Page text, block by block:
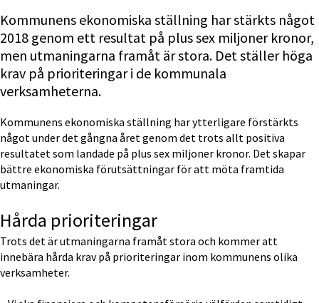
Kommunens ekonomiska ställning har stärkts något
2018 genom ett resultat på plus sex miljoner kronor,
men utmaningarna framåt är stora. Det ställer höga
krav på prioriteringar i de kommunala
verksamheterna.
Kommunens ekonomiska ställning har ytterligare förstärkts
något under det gångna året genom det trots allt positiva
resultatet som landade på plus sex miljoner kronor. Det skapar
bättre ekonomiska förutsättningar för att möta framtida
utmaningar.
Hårda prioriteringar
Trots det är utmaningarna framåt stora och kommer att
innebära hårda krav på prioriteringar inom kommunens olika
verksamheter.